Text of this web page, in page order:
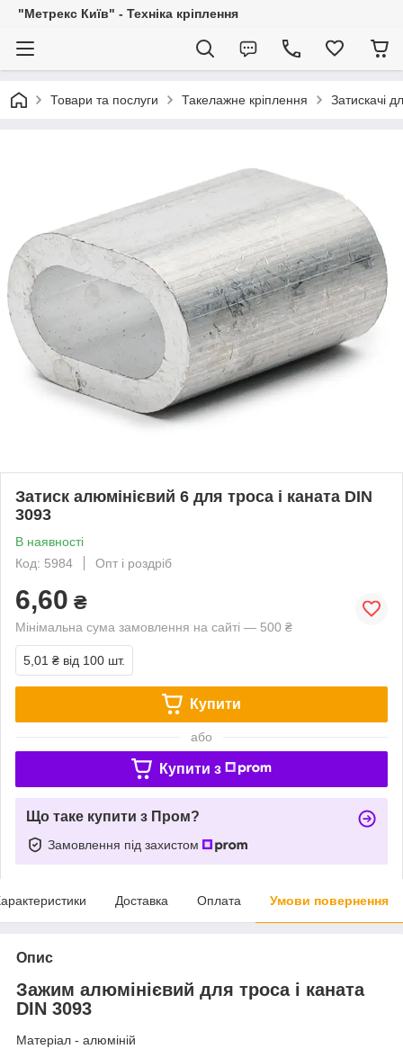
"Метрекс Київ" - Техніка кріплення
Товари та послуги Такелажне кріплення Затискачі
Затиск алюмінієвий 6 для троса і каната DIN
3093
В наявності
Код: 5984
Опт і роздріб
6,60 ₴
Мінімальна сума замовлення на сайті — 500 ₴
5,01 ₴ від 100 шт.
Купити
або
Купити з
Що таке купити з Пром?
Замовлення під захистом
Доставка Оплата Умови повернення
Опис
Зажим алюмінієвий для троса і каната
DIN 3093
Матеріал - алюміній